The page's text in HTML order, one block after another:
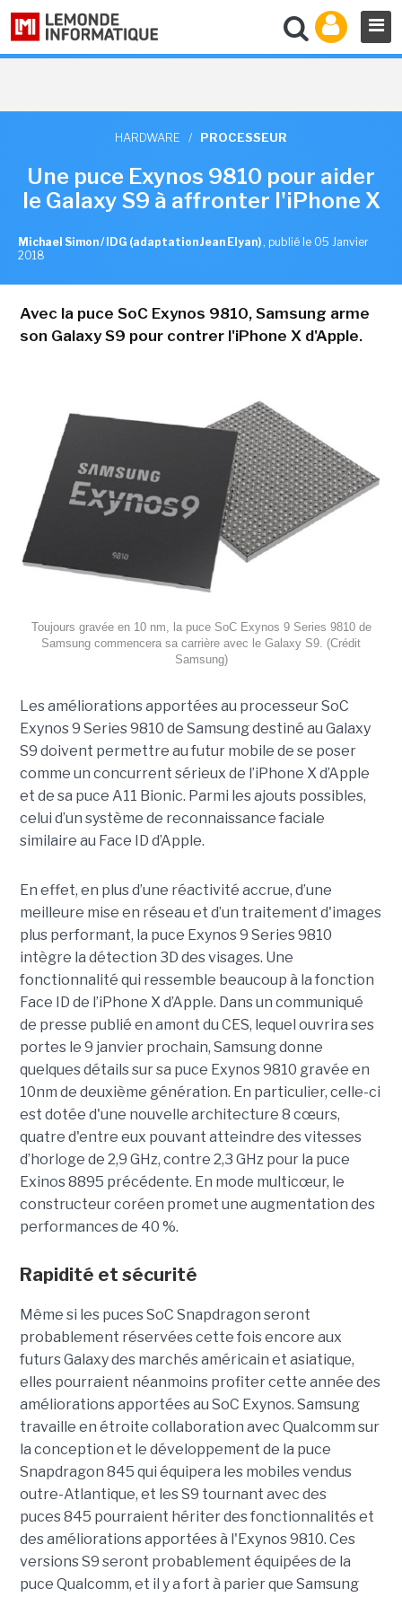
HARDWARE / PROCESSEUR
Une puce Exynos 9810 pour aider
le Galaxy S9 à affronter l'iPhone X
Michael Simon / IDG (adaptation Jean Elyan) , publié le 05 Janvier
2018
Avec la puce SoC Exynos 9810, Samsung arme
son Galaxy S9 pour contrer l'iPhone X d'Apple.
Toujours gravée en 10 nm, la puce SoC Exynos 9 Series 9810 de
Samsung commencera sa carrière avec le Galaxy S9. (Crédit
Samsung)
Les améliorations apportées au processeur SoC
Exynos 9 Series 9810 de Samsung destiné au Galaxy
S9 doivent permettre au futur mobile de se poser
comme un concurrent sérieux de l’iPhone X d’Apple
et de sa puce A11 Bionic. Parmi les ajouts possibles,
celui d’un système de reconnaissance faciale
similaire au Face ID d’Apple.
En effet, en plus d’une réactivité accrue, d’une
meilleure mise en réseau et d’un traitement d'images
plus performant, la puce Exynos 9 Series 9810
intègre la détection 3D des visages. Une
fonctionnalité qui ressemble beaucoup à la fonction
Face ID de l’iPhone X d’Apple. Dans un communiqué
de presse publié en amont du CES, lequel ouvrira ses
portes le 9 janvier prochain, Samsung donne
quelques détails sur sa puce Exynos 9810 gravée en
10nm de deuxième génération. En particulier, celle-ci
est dotée d'une nouvelle architecture 8 cœurs,
quatre d'entre eux pouvant atteindre des vitesses
d’horloge de 2,9 GHz, contre 2,3 GHz pour la puce
Exinos 8895 précédente. En mode multicœur, le
constructeur coréen promet une augmentation des
performances de 40 %.
Rapidité et sécurité
Même si les puces SoC Snapdragon seront
probablement réservées cette fois encore aux
futurs Galaxy des marchés américain et asiatique,
elles pourraient néanmoins profiter cette année des
améliorations apportées au SoC Exynos. Samsung
travaille en étroite collaboration avec Qualcomm sur
la conception et le développement de la puce
Snapdragon 845 qui équipera les mobiles vendus
outre-Atlantique, et les S9 tournant avec des
puces 845 pourraient hériter des fonctionnalités et
des améliorations apportées à l'Exynos 9810. Ces
versions S9 seront probablement équipées de la
puce Qualcomm, et il y a fort à parier que Samsung